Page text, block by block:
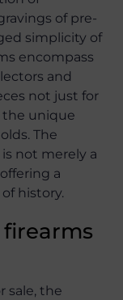
of pre-
simplicity of
encompass
and
not just for
the unique
The
not merely a
a
history.
firearms
sale, the